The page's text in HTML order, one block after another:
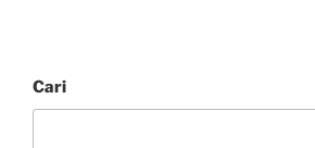
Cari